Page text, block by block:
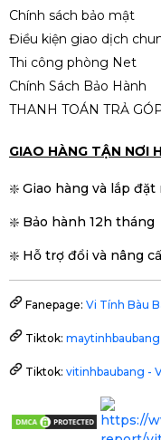
Chính sách bảo mật
Điều kiện giao dịch
Thi công phòng Net
Chính Sách Bảo Hành
THANH TOÁN TRẢ
GIAO HÀNG TẬN NƠI
❇️ Giao hàng và lắp
❇️ Bảo hành 12h tháng
❇️ Hỗ trợ đổi và nâng
Fanepage: Vi Tính Bàu
Tiktok:
Tiktok: vitinhbaubang -